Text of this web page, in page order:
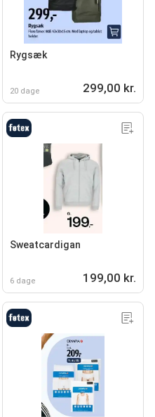
Rygsæk
20 dage 299,00 kr.
Sweatcardigan
6 dage 199,00 kr.